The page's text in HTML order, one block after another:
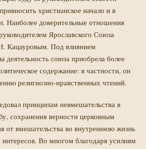
христианское начало и в
Наиболее доверительные отношения
Ярославского Союза
Кацауровым. Под влиянием
деятельность союза приобрела более
содержание: в частности, он
религиозно-нравственных чтений.
принципам невмешательства в
сохранения верности церковным
от вмешательства во внутреннюю жизнь
Во многом благодаря усилиям